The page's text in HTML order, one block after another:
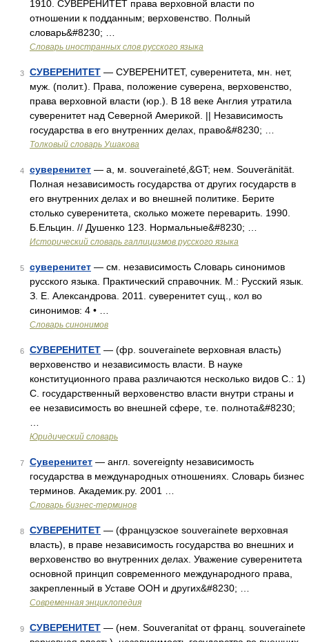
1910. СУВЕРЕНИТЕТ права верховной власти по
отношении к подданным; верховенство. Полный
словарь&#8230; …
Словарь иностранных слов русского языка
3 СУВЕРЕНИТЕТ — СУВЕРЕНИТЕТ, суверенитета, мн. нет,
муж. (полит.). Права, положение суверена, верховенство,
права верховной власти (юр.). В 18 веке Англия утратила
суверенитет над Северной Америкой. || Независимость
государства в его внутренних делах, право&#8230; …
Толковый словарь Ушакова
4 суверенитет — а, м. souveraineté,&GT; нем. Souveränität.
Полная независимость государства от других государств в
его внутренних делах и во внешней политике. Берите
столько суверенитета, сколько можете переварить. 1990.
Б.Ельцин. // Душенко 123. Нормальные&#8230; …
Исторический словарь галлицизмов русского языка
5 суверенитет — см. независимость Словарь синонимов
русского языка. Практический справочник. М.: Русский язык.
З. Е. Александрова. 2011. суверенитет сущ., кол во
синонимов: 4 • …
Словарь синонимов
6 СУВЕРЕНИТЕТ — (фр. souverainete верховная власть)
верховенство и независимость власти. В науке
конституционного права различаются несколько видов С.: 1)
С. государственный верховенство власти внутри страны и
ее независимость во внешней сфере, т.е. полнота&#8230;
Юридический словарь
7 Суверенитет — англ. sovereignty независимость
государства в международных отношениях. Словарь бизнес
терминов. Академик.ру. 2001 …
Словарь бизнес-терминов
8 СУВЕРЕНИТЕТ — (французское souverainete верховная
власть), в праве независимость государства во внешних и
верховенство во внутренних делах. Уважение суверенитета
основной принцип современного международного права,
закрепленный в Уставе ООН и других&#8230; …
Современная энциклопедия
9 СУВЕРЕНИТЕТ — (нем. Souveranitat от франц. souverainete